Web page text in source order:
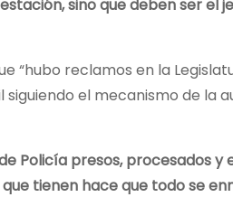
sino que deben ser el
“hubo reclamos en la
siguiendo el mecanismo de la
Policía presos, procesados
tienen hace que todo se